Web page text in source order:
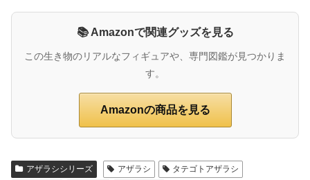
📚 Amazonで関連グッズを見る
この生き物のリアルなフィギュアや、専門図鑑が見つかりま
す。
Amazonの商品を見る
アザラシシリーズ アザラシ
タテゴトアザラシ